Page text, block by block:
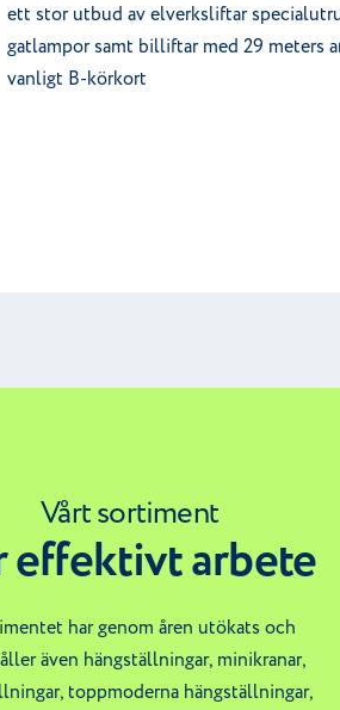
ett stor utbud av elverksliftar
gatlampor samt billiftar med 29 meters
vanligt B-körkort
Vårt sortiment
effektivt arbete
har genom åren utökats och
även hängställningar, minikranar,
toppmoderna hängställningar,
Tillbehör